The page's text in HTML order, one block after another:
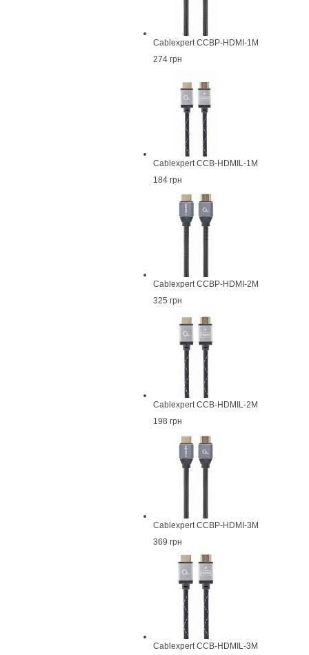
Cablexpert CCBP-HDMI-1M
274 грн
Cablexpert CCB-HDMIL-1M
184 грн
Cablexpert CCBP-HDMI-2M
325 грн
Cablexpert CCB-HDMIL-2M
198 грн
Cablexpert CCBP-HDMI-3M
369 грн
Cablexpert CCB-HDMIL-3M